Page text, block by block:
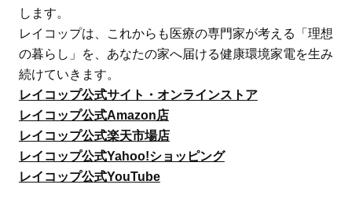
します。
レイコップは、これからも医療の専門家が考える「理想
の暮らし」を、あなたの家へ届ける健康環境家電を生み
続けていきます。
レイコップ公式サイト・オンラインストア
レイコップ公式Amazon店
レイコップ公式楽天市場店
レイコップ公式Yahoo!ショッピング
レイコップ公式YouTube